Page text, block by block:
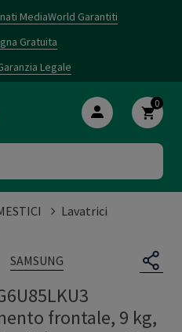
MediaWorld Garantiti
Gratuita
Legale
0
Lavatrici
SAMSUNG
frontale, 9 kg,